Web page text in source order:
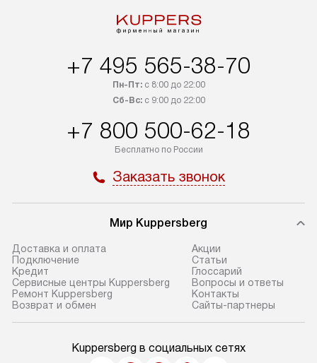
+7 495 565-38-70
Пн-Пт:с 8:00 до 22:00
Сб-Вс:с 9:00 до 22:00
+7 800 500-62-18
Бесплатно по России
Заказать звонок
Мир Kuppersberg
Доставка и оплата
Подключение
Кредит
Сервисные центры Kuppersberg
Ремонт Kuppersberg
Возврат и обмен
Акции
Cтатьи
Глоссарий
Вопросы и ответы
Контакты
Сайты-партнеры
Kuppersberg в социальных сетях